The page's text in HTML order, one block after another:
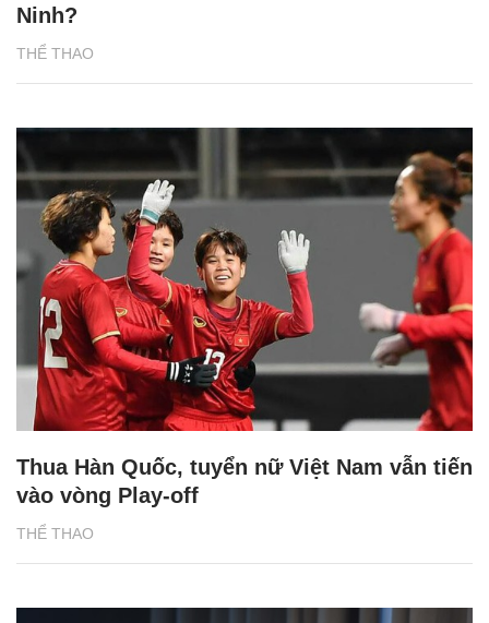
THỂ THAO
Ninh?
THỂ THAO
Thua Hàn Quốc, tuyển nữ Việt Nam vẫn tiến
vào vòng Play-off